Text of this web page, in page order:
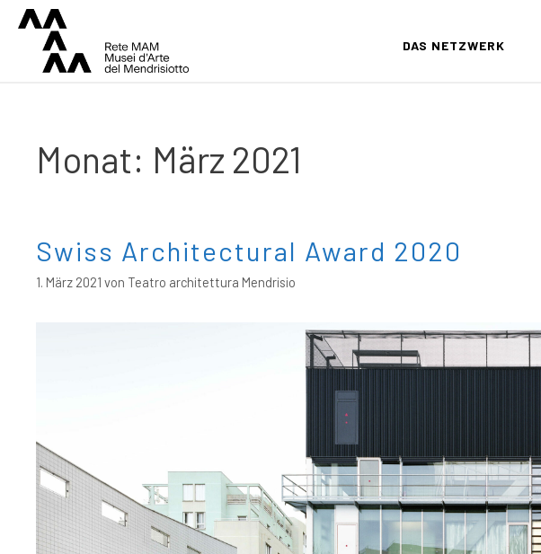
DAS NETZWERK
Monat: März 2021
Swiss Architectural Award 2020
1. März 2021 von Teatro architettura Mendrisio